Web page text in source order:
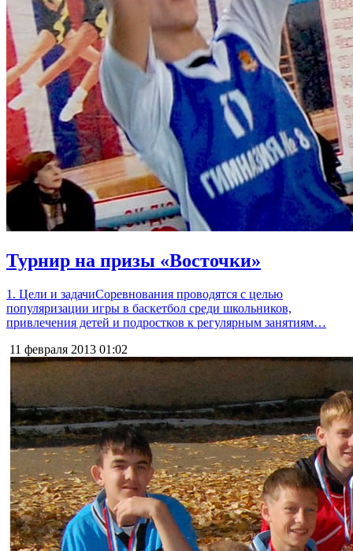
Турнир на призы «Восточки»
1. Цели и задачиСоревнования проводятся с целью
популяризации игры в баскетбол среди школьников,
привлечения детей и подростков к регулярным занятиям…
11 февраля 2013 01:02